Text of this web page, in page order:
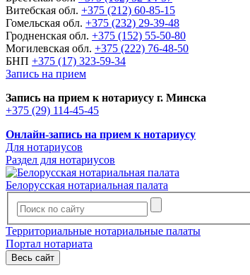
Витебская обл. +375 (212) 60-85-15
Гомельская обл. +375 (232) 29-39-48
Гродненская обл. +375 (152) 55-50-80
Могилевская обл. +375 (222) 76-48-50
БНП +375 (17) 323-59-34
Запись на прием
Запись на прием к нотариусу г. Минска
+375 (29) 114-45-45
Онлайн-запись на прием к нотариусу
Для нотариусов
Раздел для нотариусов
Белорусская нотариальная палата
Территориальные нотариальные палаты
Портал нотариата
Весь сайт